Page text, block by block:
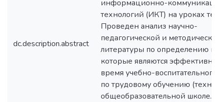
dc.description.abstract
информационно-
технологий (ИКТ) на уроках
Проведен анализ научно-
педагогической и
литературы по определению
которые являются
время учебно-
по трудовому обучению
общеобразовательной школе.